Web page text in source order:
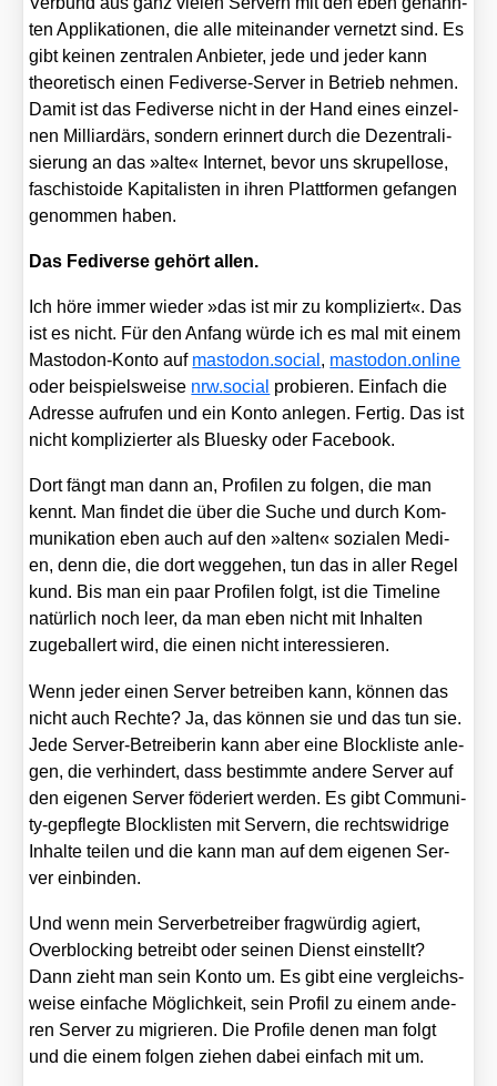
ten Appli­ka­tio­nen, die alle mit­ein­an­der ver­netzt sind. Es
gibt kei­nen zen­tra­len Anbie­ter, jede und jeder kann
theo­re­tisch einen Fedi­ver­se-Ser­ver in Betrieb neh­men.
Damit ist das Fedi­ver­se nicht in der Hand eines ein­zel­
nen Mil­li­ar­därs, son­dern erin­nert durch die Dezen­tra­li­
sie­rung an das »alte« Inter­net, bevor uns skru­pel­lo­se,
faschis­to­ide Kapi­ta­lis­ten in ihren Platt­for­men gefan­gen
genom­men haben.
Das Fedi­ver­se gehört allen.
Ich höre immer wie­der »das ist mir zu kom­pli­ziert«. Das
ist es nicht. Für den Anfang wür­de ich es mal mit einem
Mast­o­don-Kon­to auf mast​o​don​.social , mast​o​don​.online
oder bei­spiels­wei­se nrw​.social pro­bie­ren. Ein­fach die
Adres­se auf­ru­fen und ein Kon­to anle­gen. Fer­tig. Das ist
nicht kom­pli­zier­ter als Blues­ky oder Face­book.
Dort fängt man dann an, Pro­fi­len zu fol­gen, die man
kennt. Man fin­det die über die Suche und durch Kom­
mu­ni­ka­ti­on eben auch auf den »alten« sozia­len Medi­
en, denn die, die dort weg­ge­hen, tun das in aller Regel
kund. Bis man ein paar Pro­fi­len folgt, ist die Time­line
natür­lich noch leer, da man eben nicht mit Inhal­ten
zuge­bal­lert wird, die einen nicht inter­es­sie­ren.
Wenn jeder einen Ser­ver betrei­ben kann, kön­nen das
nicht auch Rech­te? Ja, das kön­nen sie und das tun sie.
Jede Ser­ver-Betrei­be­rin kann aber eine Block­lis­te anle­
gen, die ver­hin­dert, dass bestimm­te ande­re Ser­ver auf
den eige­nen Ser­ver föde­riert wer­den. Es gibt Com­mu­ni­
ty-gepfleg­te Block­lis­ten mit Ser­vern, die rechts­wid­ri­ge
Inhal­te tei­len und die kann man auf dem eige­nen Ser­
ver ein­bin­den.
Und wenn mein Ser­ver­be­trei­ber frag­wür­dig agiert,
Over­blo­cking betreibt oder sei­nen Dienst ein­stellt?
Dann zieht man sein Kon­to um. Es gibt eine ver­gleichs­
wei­se ein­fa­che Mög­lich­keit, sein Pro­fil zu einem ande­
ren Ser­ver zu migrie­ren. Die Pro­fi­le denen man folgt
und die einem fol­gen zie­hen dabei ein­fach mit um.